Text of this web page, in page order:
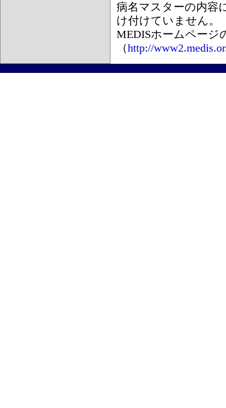
病名マスターの内容
け付けていません。
MEDISホームページ
（http://